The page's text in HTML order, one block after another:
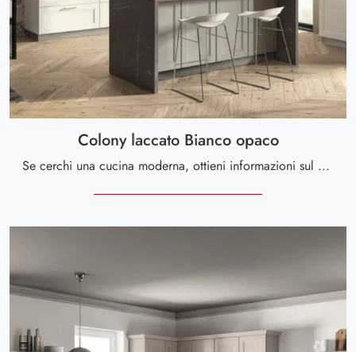
Colony laccato Bianco opaco
Se cerchi una cucina moderna, ottieni informazioni sul modello Colony laccato Bianco opaco Scavolini.